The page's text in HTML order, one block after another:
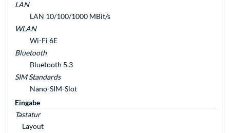
LAN
LAN 10/100/1000 MBit/s
WLAN
Wi-Fi 6E
Bluetooth
Bluetooth 5.3
SIM Standards
Nano-SIM-Slot
Eingabe
Tastatur
Layout